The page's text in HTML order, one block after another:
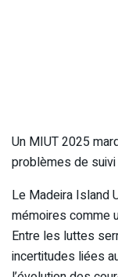
Un MIUT 2025
problèmes de
Le Madeira Island
mémoires comme
Entre les luttes
incertitudes liées